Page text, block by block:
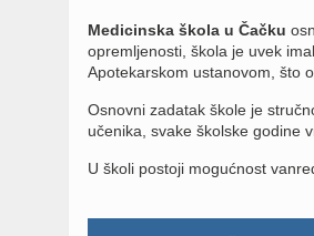
Medicinska škola u Čačku
opremljenosti, škola je uvek
Apotekarskom ustanovom, što
Osnovni zadatak škole je
učenika, svake školske godine
U školi postoji mogućnost